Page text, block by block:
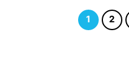
1 2